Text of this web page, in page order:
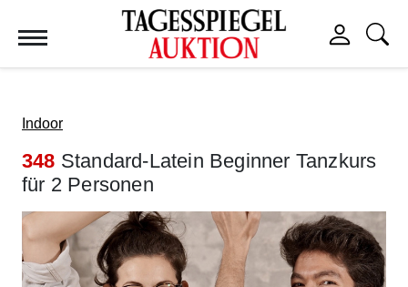
Indoor
348 Standard-Latein Beginner Tanzkurs
für 2 Personen